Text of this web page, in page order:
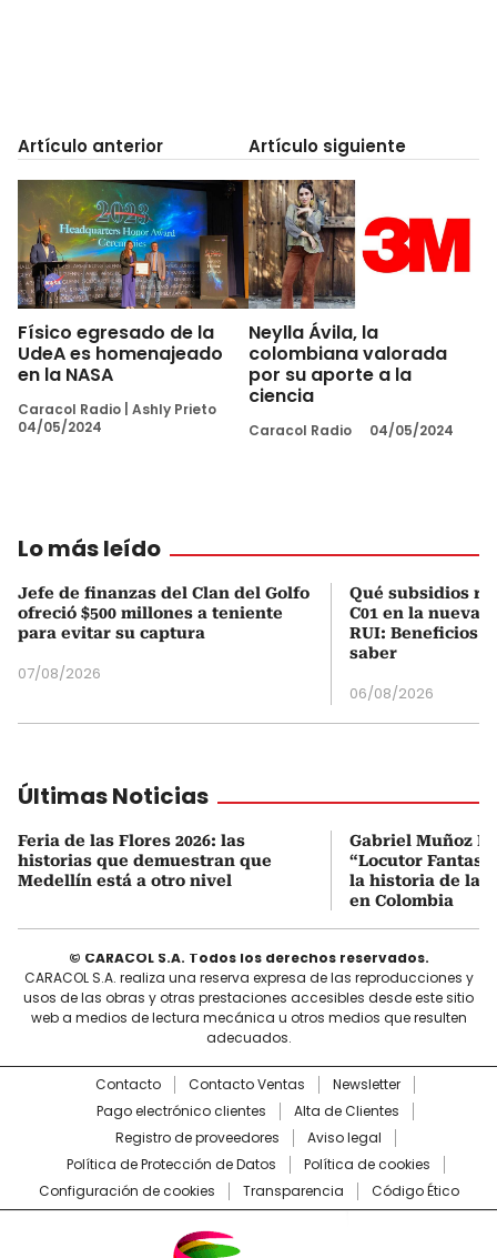
Artículo anterior
Físico egresado de la
UdeA es homenajeado
en la NASA
Caracol Radio Ashly Prieto
04/05/2024
Artículo siguiente
Neylla Ávila, la
colombiana valorada
por su aporte a la
ciencia
Caracol Radio 04/05/2024
Lo más leído
Jefe de finanzas del Clan del Golfo
ofreció $500 millones a teniente
para evitar su captura
07/08/2026
Qué subsidios
C01 en la nueva
RUI: Beneficios
saber
06/08/2026
Últimas Noticias
Feria de las Flores 2026: las
historias que demuestran que
Medellín está a otro nivel
Gabriel Muñoz
“Locutor
la historia de la
en Colombia
© CARACOL S.A. Todos los derechos reservados.
CARACOL S.A. realiza una reserva expresa de las reproducciones y
usos de las obras y otras prestaciones accesibles desde este sitio
web a medios de lectura mecánica u otros medios que resulten
adecuados.
Contacto Contacto Ventas
Newsletter
Pago electrónico clientes
Alta de Clientes
Registro de proveedores
Aviso legal
Política de Protección de Datos
Política de cookies
Configuración de cookies
Transparencia Código Ético